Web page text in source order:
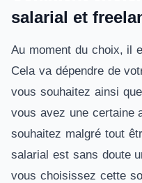
salarial et
Au moment du choix, il
Cela va dépendre de
vous souhaitez ainsi
vous avez une certaine
souhaitez malgré tout
salarial est sans doute
vous choisissez cette